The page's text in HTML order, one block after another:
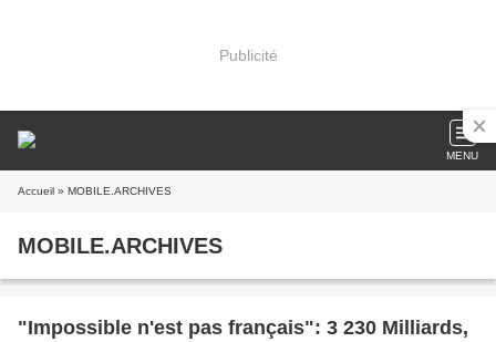
Publicité
MENU
Accueil » MOBILE.ARCHIVES
MOBILE.ARCHIVES
"Impossible n'est pas français": 3 230 Milliards,